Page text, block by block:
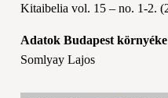
Kitaibelia vol. 15 – no. 1-2.
Adatok Budapest
Somlyay Lajos